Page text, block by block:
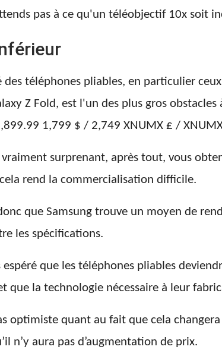
pas à ce qu'un téléobjectif 10x soit
des téléphones pliables, en particulier
Z Fold, est l'un des plus gros
1,799 $ / 2,749 XNUMX £ /
vraiment surprenant, après tout, vous
rend la commercialisation difficile.
que Samsung trouve un moyen de
les spécifications.
que les téléphones pliables
que la technologie nécessaire à leur
optimiste quant au fait que cela
n’y aura pas d’augmentation de prix.